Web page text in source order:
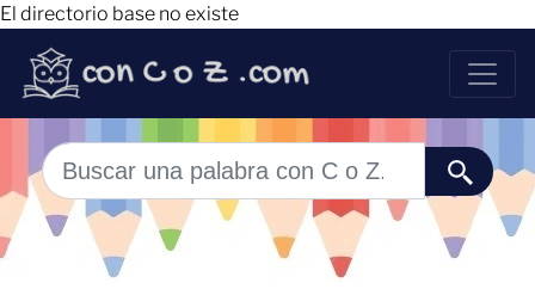
El directorio base no existe